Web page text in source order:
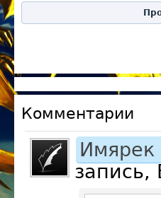
Комментарии
Имярек
запись,